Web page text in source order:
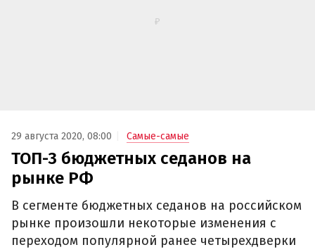
29 августа 2020, 08:00 Самые-самые
ТОП-3 бюджетных седанов на
рынке РФ
В сегменте бюджетных седанов на российском
рынке произошли некоторые изменения с
переходом популярной ранее четырехдверки